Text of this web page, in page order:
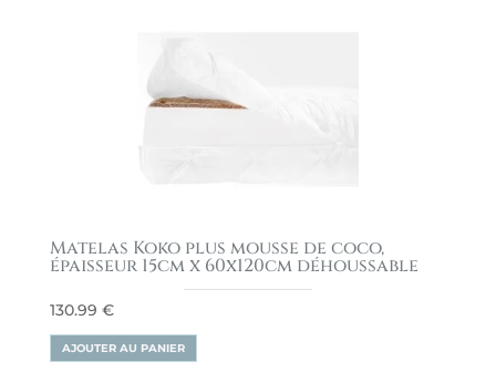
Matelas Koko plus mousse de coco,
épaisseur 15cm x 60x120cm déhoussable
130.99 €
AJOUTER AU PANIER